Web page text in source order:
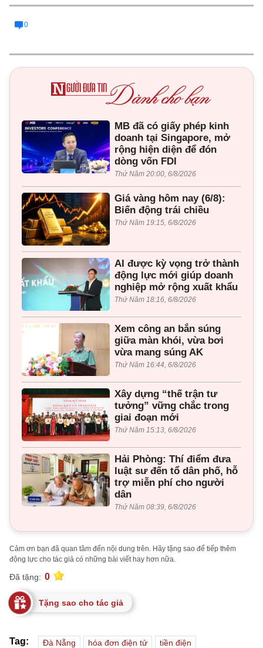
0
MB đã có giấy phép kinh
doanh tại Singapore, mở
rộng hiện diện để đón
dòng vốn FDI
Thứ Năm 20:00, 6/8/2026
Giá vàng hôm nay (6/8):
Biến động trái chiều
Thứ Năm 19:15, 6/8/2026
AI được kỳ vọng trở thành
động lực mới giúp doanh
nghiệp mở rộng xuất khẩu
Thứ Năm 18:16, 6/8/2026
Xem công an bắn súng
giữa màn khói, vừa bơi
vừa mang súng AK
Thứ Năm 16:44, 6/8/2026
Xây dựng “thế trận tư
tưởng” vững chắc trong
giai đoạn mới
Thứ Năm 15:13, 6/8/2026
Hải Phòng: Thí điểm đưa
luật sư đến tổ dân phố, hỗ
trợ miễn phí cho người
dân
Thứ Năm 08:39, 6/8/2026
Cảm ơn bạn đã quan tâm đến nội dung trên. Hãy tặng sao để tiếp thêm
động lực cho tác giả có những bài viết hay hơn nữa.
Đã tặng: 0
Tặng sao cho tác giả
Tag: Đà Nẵng hóa đơn điện tử tiền điện